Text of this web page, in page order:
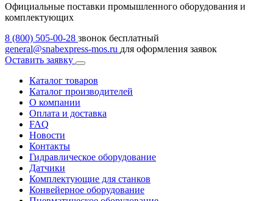
Официальные поставки промышленного оборудования и
комплектующих
8 (800) 505-00-28 звонок бесплатный
general@snabexpress-mos.ru для оформления заявок
Оставить заявку
Каталог товаров
Каталог производителей
О компании
Оплата и доставка
FAQ
Новости
Контакты
Гидравлическое оборудование
Датчики
Комплектующие для станков
Конвейерное оборудование